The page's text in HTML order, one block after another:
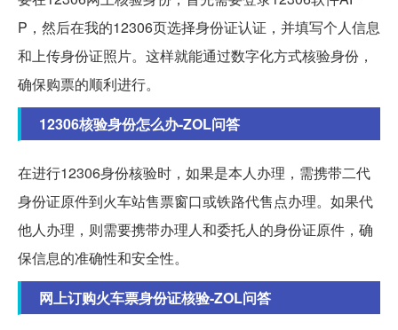
P，然后在我的12306页选择身份证认证，并填写个人信息
和上传身份证照片。这样就能通过数字化方式核验身份，
确保购票的顺利进行。
12306核验身份怎么办-ZOL问答
在进行12306身份核验时，如果是本人办理，需携带二代
身份证原件到火车站售票窗口或铁路代售点办理。如果代
他人办理，则需要携带办理人和委托人的身份证原件，确
保信息的准确性和安全性。
网上订购火车票身份证核验-ZOL问答